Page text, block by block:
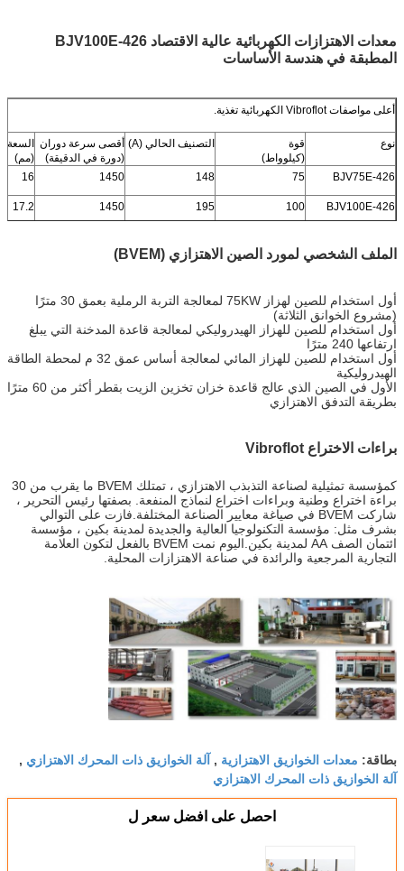
معدات الاهتزازات الكهربائية عالية الاقتصاد BJV100E-426
المطبقة في هندسة الأساسات
أعلى مواصفات Vibroflot الكهربائية تغذية.
نوع
قوة
(كيلوواط)
التصنيف الحالي (A)
أقصى سرعة دوران
(دورة في الدقيقة)
السعة
(مم)
BJV75E-426
75
148
1450
16
BJV100E-426
100
195
1450
17.2
الملف الشخصي لمورد الصين الاهتزازي (BVEM)
أول استخدام للصين لهزاز 75KW لمعالجة التربة الرملية بعمق 30 مترًا
(مشروع الخوانق الثلاثة)
أول استخدام للصين للهزاز الهيدروليكي لمعالجة قاعدة المدخنة التي يبلغ
ارتفاعها 240 مترًا
أول استخدام للصين للهزاز المائي لمعالجة أساس عمق 32 م لمحطة الطاقة
الهيدروليكية
الأول في الصين الذي عالج قاعدة خزان تخزين الزيت بقطر أكثر من 60 مترًا
بطريقة التدفق الاهتزازي
براءات الاختراع Vibroflot
كمؤسسة تمثيلية لصناعة التذبذب الاهتزازي ، تمتلك BVEM ما يقرب من 30
براءة اختراع وطنية وبراءات اختراع لنماذج المنفعة. بصفتها رئيس التحرير ،
شاركت BVEM في صياغة معايير الصناعة المختلفة.فازت على التوالي
بشرف مثل: مؤسسة التكنولوجيا العالية والجديدة لمدينة بكين ، مؤسسة
ائتمان الصف AA لمدينة بكين.اليوم نمت BVEM بالفعل لتكون العلامة
التجارية المرجعية والرائدة في صناعة الاهتزازات المحلية.
بطاقة: معدات الخوازيق الاهتزازية , آلة الخوازيق ذات المحرك الاهتزازي ,
آلة الخوازيق ذات المحرك الاهتزازي
احصل على افضل سعر ل